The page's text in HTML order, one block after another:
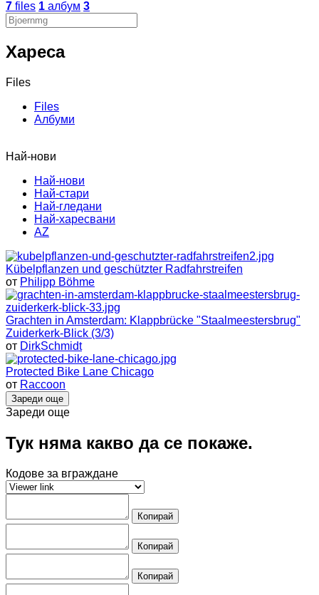
7 files 1 албум 3
Хареса
Files
Files
Албуми
Най-нови
Най-нови
Най-стари
Най-гледани
Най-харесвани
AZ
Kübelpflanzen und geschützter Radfahrstreifen
от Philipp Böhme
Grachten in Amsterdam: Klappbrücke "Staalmeestersbrug"
Zuiderkerk-Blick (3/3)
от DirkSchmidt
Protected Bike Lane Chicago
от Raccoon
Зареди още
Зареди още
Тук няма какво да се покаже.
Кодове за вграждане
Копирай
Копирай
Копирай